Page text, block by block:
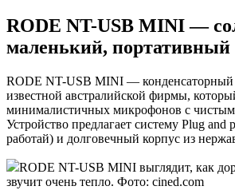
RODE NT-USB MINI —
маленький, портативный
RODE NT-USB MINI — конденсаторный
известной австралийской фирмы,
минималистичных микрофонов с чистым
Устройство предлагает систему Plug
работай) и долговечный корпус из
RODE NT-USB MINI выглядит, как
звучит очень тепло. Фото: cined.com